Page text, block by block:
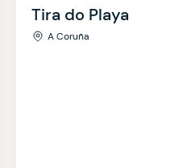
Tira do Playa
A Coruña